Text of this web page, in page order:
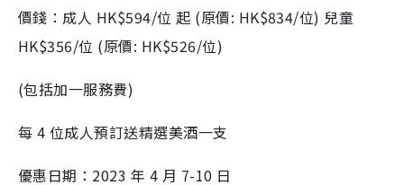
價錢：成人 HK$594/位 起 (原價: HK$834/位) 兒童
HK$356/位 (原價: HK$526/位)
(包括加一服務費)
每 4 位成人預訂送精選美酒一支
優惠日期：2023 年 4 月 7-10 日